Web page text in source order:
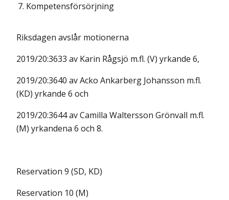
7. Kompetensförsörjning
Riksdagen avslår motionerna
2019/20:3633 av Karin Rågsjö m.fl. (V) yrkande 6,
2019/20:3640 av Acko Ankarberg Johansson m.fl.
(KD) yrkande 6 och
2019/20:3644 av Camilla Waltersson Grönvall m.fl.
(M) yrkandena 6 och 8.
Reservation 9 (SD, KD)
Reservation 10 (M)